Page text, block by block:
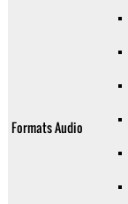
Formats Audio